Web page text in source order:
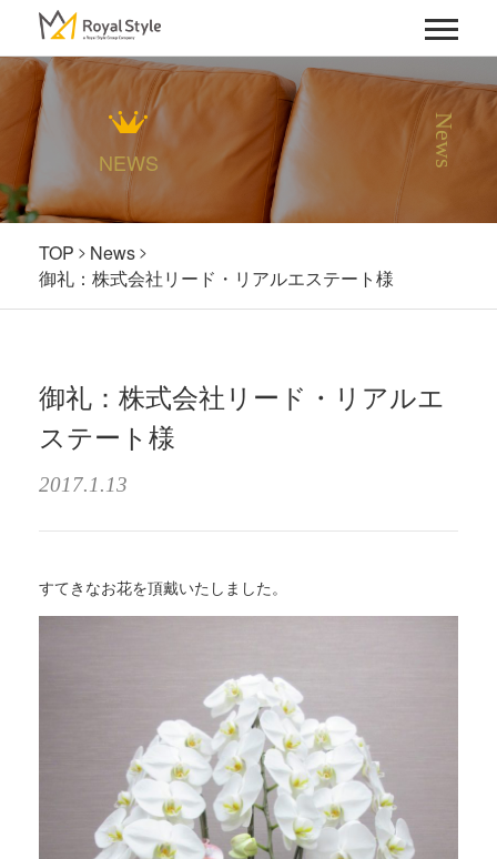
News
NEWS
TOP
News
御礼：株式会社リード・リアルエステート様
御礼：株式会社リード・リアルエ
ステート様
2017.1.13
すてきなお花を頂戴いたしました。